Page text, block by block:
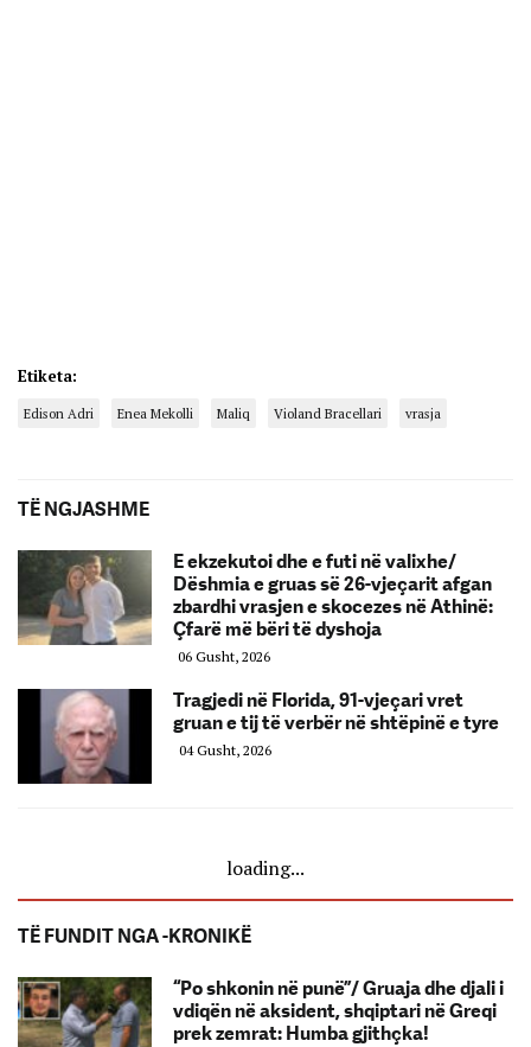
Etiketa:
Edison Adri Enea Mekolli Maliq Violand Bracellari vrasja
TË NGJASHME
E ekzekutoi dhe e futi në valixhe/
Dëshmia e gruas së 26-vjeçarit afgan
zbardhi vrasjen e skocezes në Athinë:
Çfarë më bëri të dyshoja
06 Gusht, 2026
Tragjedi në Florida, 91-vjeçari vret
gruan e tij të verbër në shtëpinë e tyre
04 Gusht, 2026
loading...
TË FUNDIT NGA -KRONIKË
“Po shkonin në punë”/ Gruaja dhe djali i
vdiqën në aksident, shqiptari në Greqi
prek zemrat: Humba gjithçka!